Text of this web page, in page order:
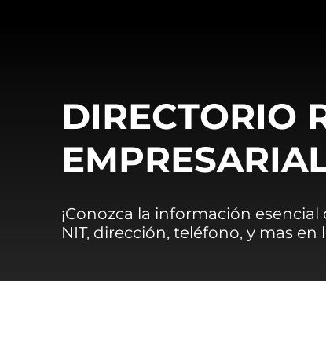
DIRECTORIO
¡Conozca la información
NIT, dirección, teléfono, y mas